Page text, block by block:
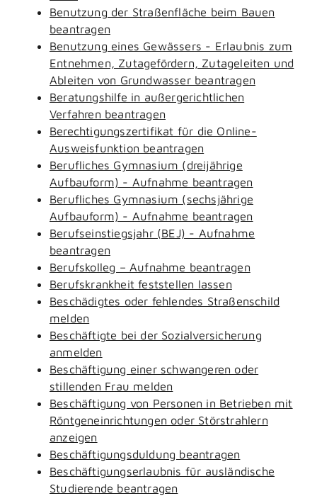
Benutzung der Straßenfläche beim Bauen
beantragen
Benutzung eines Gewässers - Erlaubnis zum
Entnehmen, Zutagefördern, Zutageleiten und
Ableiten von Grundwasser beantragen
Beratungshilfe in außergerichtlichen
Verfahren beantragen
Berechtigungszertifikat für die Online-
Ausweisfunktion beantragen
Berufliches Gymnasium (dreijährige
Aufbauform) - Aufnahme beantragen
Berufliches Gymnasium (sechsjährige
Aufbauform) - Aufnahme beantragen
Berufseinstiegsjahr (BEJ) - Aufnahme
beantragen
Berufskolleg – Aufnahme beantragen
Berufskrankheit feststellen lassen
Beschädigtes oder fehlendes Straßenschild
melden
Beschäftigte bei der Sozialversicherung
anmelden
Beschäftigung einer schwangeren oder
stillenden Frau melden
Beschäftigung von Personen in Betrieben mit
Röntgeneinrichtungen oder Störstrahlern
anzeigen
Beschäftigungsduldung beantragen
Beschäftigungserlaubnis für ausländische
Studierende beantragen